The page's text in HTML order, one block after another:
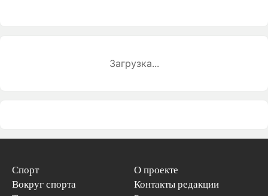
Загрузка...
Спорт
Вокруг спорта
О проекте
Контакты редакции